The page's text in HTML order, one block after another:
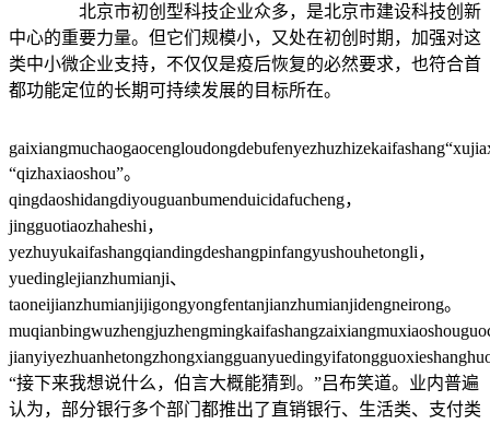
北京市初创型科技企业众多，是北京市建设科技创新
中心的重要力量。但它们规模小，又处在初创时期，加强对这
类中小微企业支持，不仅仅是疫后恢复的必然要求，也符合首
都功能定位的长期可持续发展的目标所在。
“qizhaxiaoshou”。
qingdaoshidangdiyouguanbumenduicidafucheng，
jingguotiaozhaheshi，
yezhuyukaifashangqiandingdeshangpinfangyushouhetongli，
yuedinglejianzhumianji、
taoneijianzhumianjijigongyongfentanjianzhumianjidengneirong。
“接下来我想说什么，伯言大概能猜到。”吕布笑道。业内普遍
认为，部分银行多个部门都推出了直销银行、生活类、支付类